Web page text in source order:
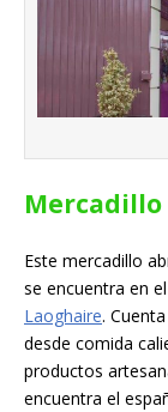
Mercadillo
Este mercadillo
se encuentra en
Laoghaire.
desde comida
productos
encuentra el